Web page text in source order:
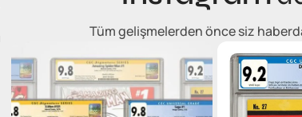
Tüm gelişmelerden önce siz